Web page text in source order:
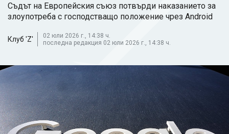
Съдът на Европейския съюз потвърди наказанието за
злоупотреба с господстващо положение чрез Android
Клуб 'Z'
02 юли 2026 г., 14:38 ч.
последна редакция 02 юли 2026 г., 14:38 ч.